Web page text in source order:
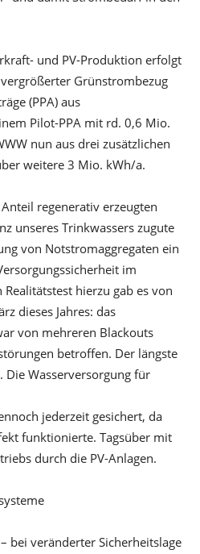
und PV-Produktion erfolgt
Grünstrombezug
(PPA) aus
Pilot-PPA mit rd. 0,6 Mio.
nun aus drei zusätzlichen
weitere 3 Mio. kWh/a.
regenerativ erzeugten
unseres Trinkwassers zugute
von Notstromaggregaten ein
im
hierzu gab es von
dieses Jahres: das
von mehreren Blackouts
betroffen. Der längste
Wasserversorgung für
jederzeit gesichert, da
funktionierte. Tagsüber mit
durch die PV-Anlagen.
bei veränderter Sicherheitslage